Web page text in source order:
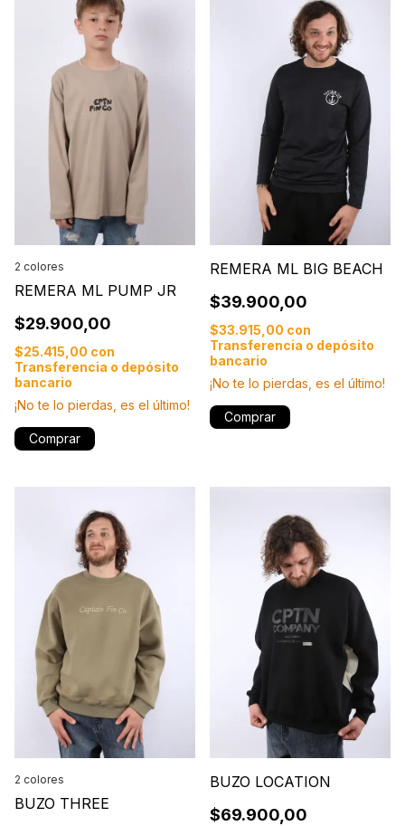
REMERA ML PUMP JR
$29.900,00
$25.415,00 con
Transferencia o depósito
bancario
¡No te lo pierdas, es el último!
2 colores
Comprar
REMERA ML BIG BEACH
$39.900,00
$33.915,00 con
Transferencia o depósito
bancario
¡No te lo pierdas, es el último!
Comprar
BUZO THREE
2 colores BUZO LOCATION
$69.900,00